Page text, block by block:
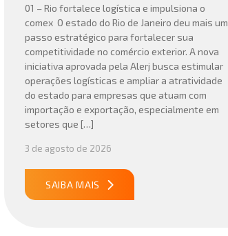
01 – Rio fortalece logística e impulsiona o
comex O estado do Rio de Janeiro deu mais um
passo estratégico para fortalecer sua
competitividade no comércio exterior. A nova
iniciativa aprovada pela Alerj busca estimular
operações logísticas e ampliar a atratividade
do estado para empresas que atuam com
importação e exportação, especialmente em
setores que […]
3 de agosto de 2026
SAIBA MAIS